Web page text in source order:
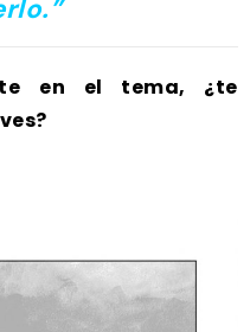
en el tema, ¿te